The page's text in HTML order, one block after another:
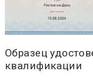
Образец
квалификации